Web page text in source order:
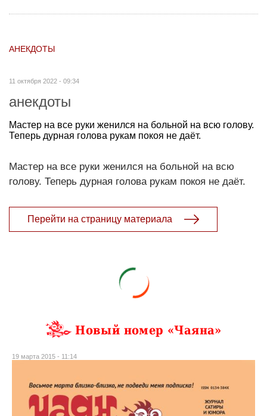
АНЕКДОТЫ
11 октября 2022 - 09:34
анекдоты
Мастер на все руки женился на больной на всю голову.
Теперь дурная голова рукам покоя не даёт.
Мастер на все руки женился на больной на всю
голову. Теперь дурная голова рукам покоя не даёт.
Перейти на страницу материала
Новый номер «Чаяна»
19 марта 2015 - 11:14